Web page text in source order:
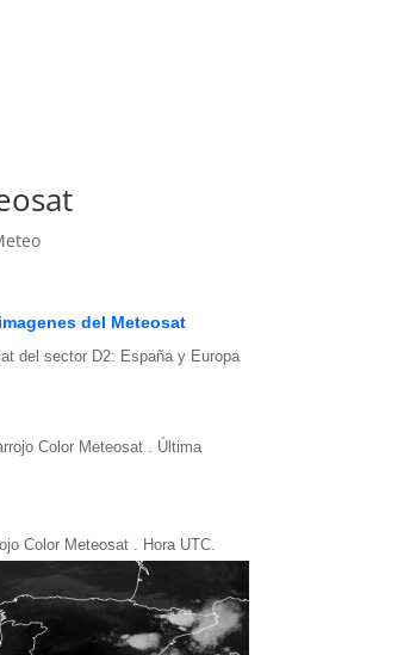
del Meteosat
del sector D2: España y Europa
Color Meteosat . Última
Color Meteosat . Hora UTC.